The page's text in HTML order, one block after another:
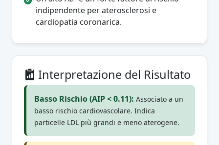
indipendente per aterosclerosi e
cardiopatia coronarica.
Interpretazione del Risultato
Basso Rischio (AIP < 0.11): Associato a un
basso rischio cardiovascolare. Indica
particelle LDL più grandi e meno aterogene.